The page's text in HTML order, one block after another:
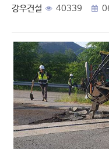
강우건설 40339